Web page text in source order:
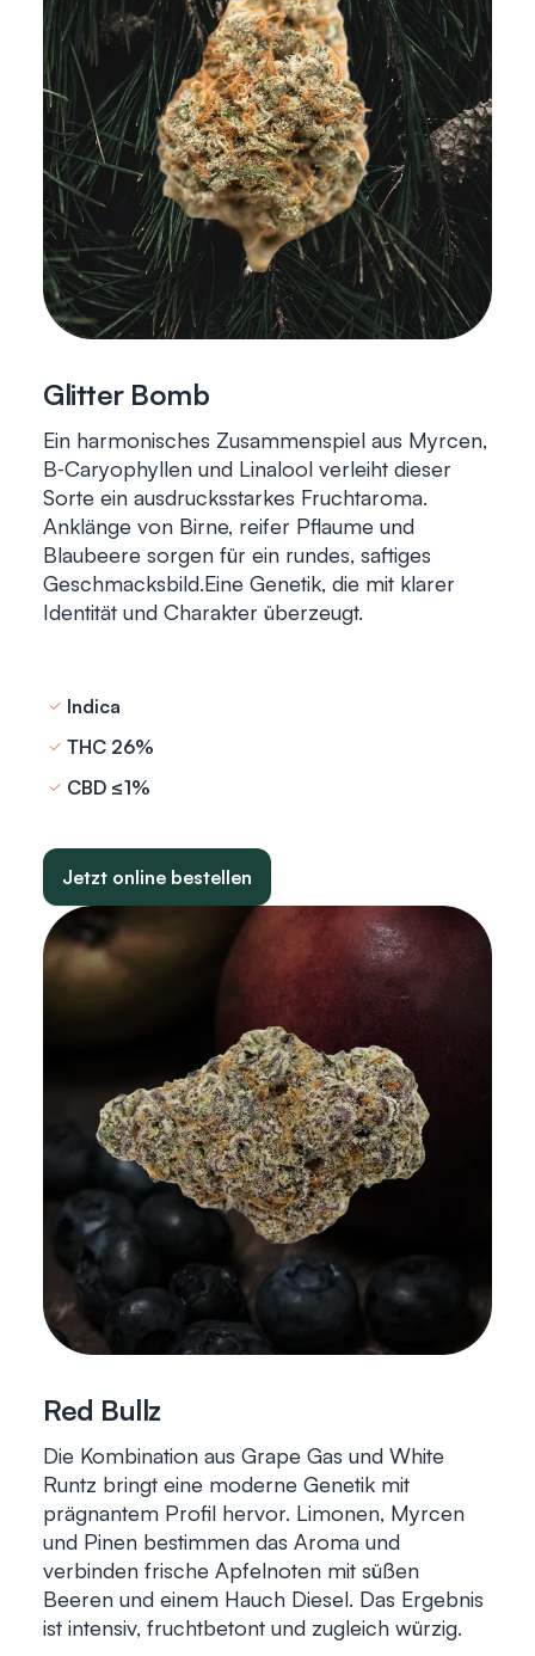
Glitter Bomb
Ein harmonisches Zusammenspiel aus Myrcen,
B‑Caryophyllen und Linalool verleiht dieser
Sorte ein ausdrucksstarkes Fruchtaroma.
Anklänge von Birne, reifer Pflaume und
Blaubeere sorgen für ein rundes, saftiges
Geschmacksbild.Eine Genetik, die mit klarer
Identität und Charakter überzeugt.
Indica
THC 26%
CBD ≤1%
Jetzt online bestellen
Red Bullz
Die Kombination aus Grape Gas und White
Runtz bringt eine moderne Genetik mit
prägnantem Profil hervor. Limonen, Myrcen
und Pinen bestimmen das Aroma und
verbinden frische Apfelnoten mit süßen
Beeren und einem Hauch Diesel. Das Ergebnis
ist intensiv, fruchtbetont und zugleich würzig.